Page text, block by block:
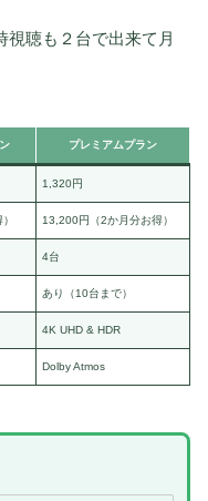
視聴も２台で出来て月
プレミアムプラン
1,320円
13,200円（2か月分お得）
4台
あり（10台まで）
4K UHD & HDR
Dolby Atmos